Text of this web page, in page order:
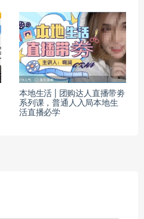
本地生活 | 团购达人直播带劵
系列课，普通人入局本地生
活直播必学